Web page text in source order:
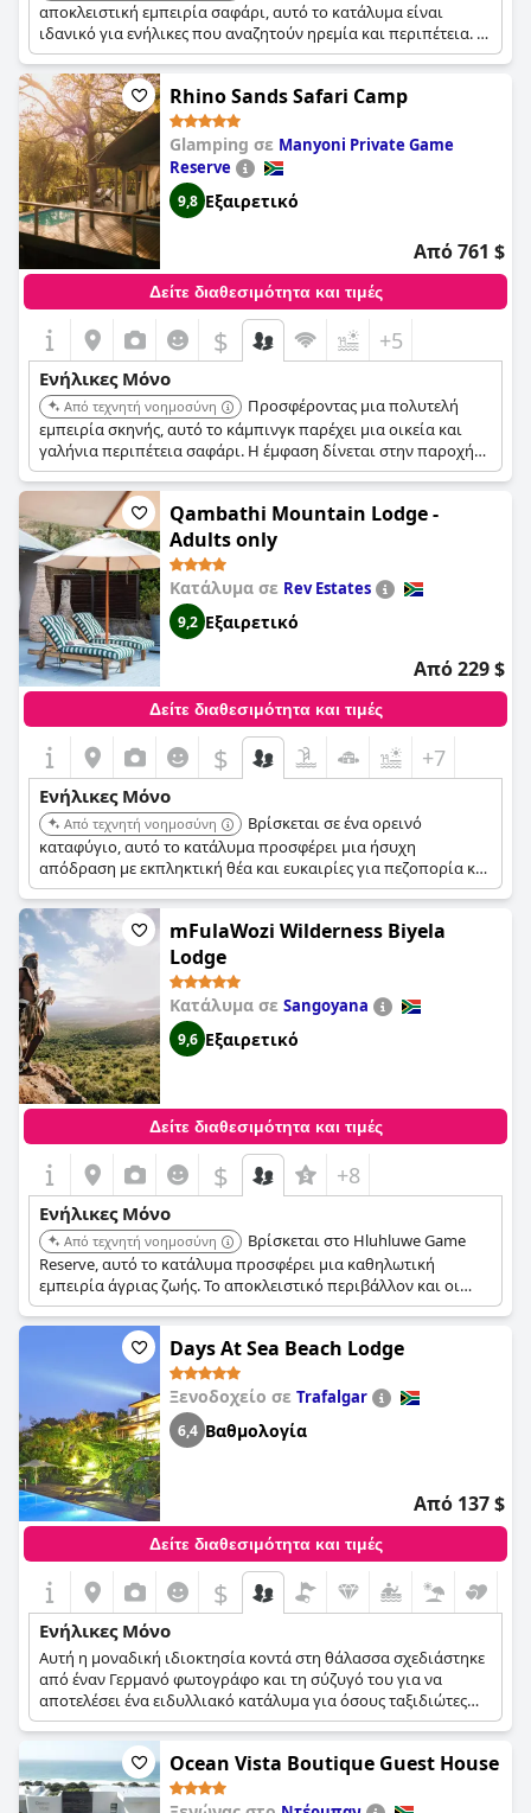
αποκλειστική εμπειρία σαφάρι, αυτό το κατάλυμα είναι
ιδανικό για ενήλικες που αναζητούν ηρεμία και περιπέτεια. Η
έμφαση δίνεται στην παροχή εξατομικευμένης εξυπηρέτησης
και ενός γαλήνιου περιβάλλοντος στην καρδιά της φύσης.
Rhino Sands Safari Camp
Glamping σε Manyoni Private Game
Reserve
9,8 Εξαιρετικό
Από 761 $
Δείτε διαθεσιμότητα και τιμές
$ +5
Ενήλικες Μόνο
Από τεχνητή νοημοσύνη
Προσφέροντας μια πολυτελή
εμπειρία σκηνής, αυτό το κάμπινγκ παρέχει μια οικεία και
γαλήνια περιπέτεια σαφάρι. Η έμφαση δίνεται στην παροχή
μιας υψηλής ποιότητας εμπειρίας στην άγρια φύση, ιδανική
για ενήλικες που αναζητούν μια μοναδική απόδραση.
Qambathi Mountain Lodge -
Adults only
Κατάλυμα σε Rev Estates
9,2 Εξαιρετικό
Από 229 $
Δείτε διαθεσιμότητα και τιμές
$ +7
Ενήλικες Μόνο
Από τεχνητή νοημοσύνη
Βρίσκεται σε ένα ορεινό
καταφύγιο, αυτό το κατάλυμα προσφέρει μια ήσυχη
απόδραση με εκπληκτική θέα και ευκαιρίες για πεζοπορία και
περιπάτους στη φύση. Το γαλήνιο περιβάλλον είναι
προσαρμοσμένο για ενήλικες που αναζητούν χαλάρωση και
υπαίθριες δραστηριότητες.mFulaWozi Wilderness Biyela
Lodge
Κατάλυμα σε Sangoyana
9,6 Εξαιρετικό
Δείτε διαθεσιμότητα και τιμές
$ +8
Ενήλικες Μόνο
Από τεχνητή νοημοσύνη
Βρίσκεται στο Hluhluwe Game
Reserve, αυτό το κατάλυμα προσφέρει μια καθηλωτική
εμπειρία άγριας ζωής. Το αποκλειστικό περιβάλλον και οι
ξεναγήσεις δημιουργούν μια αξέχαστη και ήρεμη απόδραση
για ενήλικες ταξιδιώτες.
Days At Sea Beach Lodge
Ξενοδοχείο σε Trafalgar
6,4 Βαθμολογία
Από 137 $
Δείτε διαθεσιμότητα και τιμές
$
Ενήλικες Μόνο
Αυτή η μοναδική ιδιοκτησία κοντά στη θάλασσα σχεδιάστηκε
από έναν Γερμανό φωτογράφο και τη σύζυγό του για να
αποτελέσει ένα ειδυλλιακό κατάλυμα για όσους ταξιδιώτες
αναζητούν ένα χαλαρωτικό και ήσυχο περιβάλλον για τις
διακοπές τους. Περιλαμβάνει τέσσερις πολυτελείς και
φωτεινές σουίτες και μια βίλα που μπορεί να φιλοξενήσει έως
και τέσσερα άτομα, όλες πλήρως εξοπλισμένες με όλες τις
απαραίτητες ανέσεις που μπορεί να χρειαστούν οι
Ocean Vista Boutique Guest House